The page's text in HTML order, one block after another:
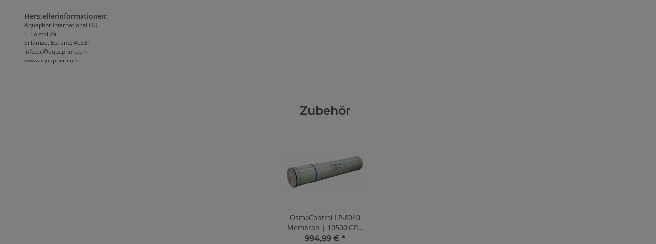
Herstellerinformationen:
Aquaphor International OÜ
L. Tolstoi 2a
Sillamäe, Estland, 40231
info.ee@aquaphor.com
www.aquaphor.com
Zubehör
OsmoControl LP-8040
Membran | 10500 GPD
| 39.7 m³/d | 99,5%
994,99 €*